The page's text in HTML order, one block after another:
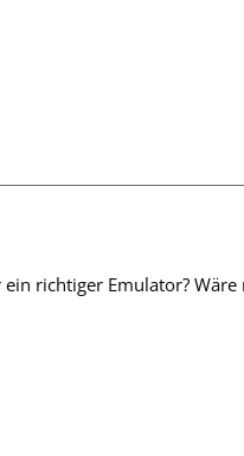
richtiger Emulator?